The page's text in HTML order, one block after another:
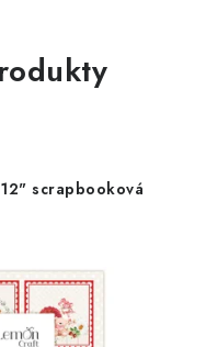
12" scrapbooková